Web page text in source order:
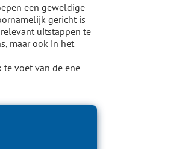
een geweldige
gericht is
uitstappen te
maar ook in het
voet van de ene